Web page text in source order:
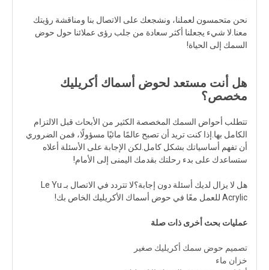
نحن متحمسون لعملنا، ونشجعك على الاتصال بنا ومناقشة رؤيتك
معنا.لا شيء يجعلنا أكثر سعادة من جلب رؤى عملائنا حول حوض
السمك إلى الحياة!
هل أنت مستعد لحوض أسماك أكريليك
مخصص؟
تتطلب أحواض السمك المخصصة الكثير من الأبحاث قبل الالتزام
الكامل بها.إذا كنت تريد أن تصبح عالمًا مائيًا مسؤولًا، فمن الضروري
أن تفهم أساسياتك بشكل كامل.لكن الإجابة على الأسئلة أعلاه
ستساعدك على بدء رحلتك بقدمك اليمنى إلى الأمام!
هل لا يزال لديك أسئلة دون إجابة؟لا تتردد في الاتصال بـ Le Yu
Acrylic للعمل معًا في حوض أسماك الأكريليك الخاص بك!
عمليات بحث أخرى ذات صلة
تصميم حوض سمك أكريليك صغير
خزان ماء